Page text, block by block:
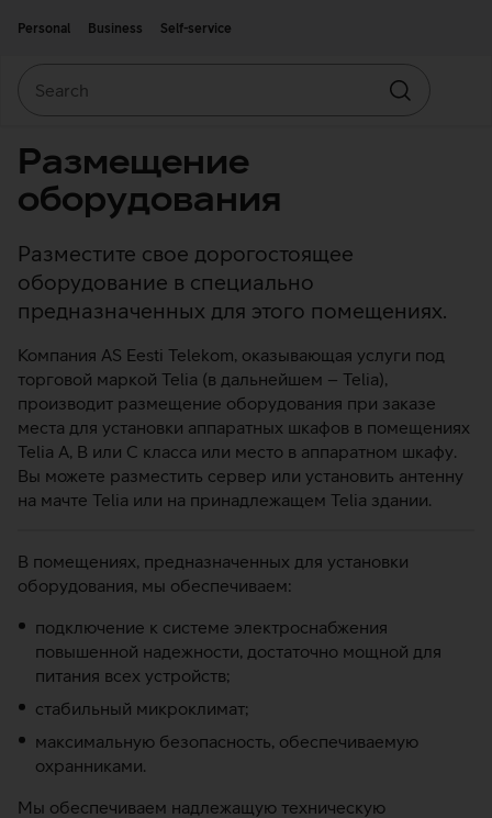
Personal
Business Self-service
Search
Размещение
оборудования
Разместите свое дорогостоящее
оборудование в специально
предназначенных для этого помещениях.
Компания AS Eesti Telekom, оказывающая услуги под
торговой маркой Telia (в дальнейшем – Telia),
производит размещение оборудования при заказе
места для установки аппаратных шкафов в помещениях
Telia A, B или C класса или место в аппаратном шкафу.
Вы можете разместить сервер или установить антенну
на мачте Telia или на принадлежащем Telia здании.
В помещениях, предназначенных для установки
оборудования, мы обеспечиваем:
подключение к системе электроснабжения
повышенной надежности, достаточно мощной для
питания всех устройств;
стабильный микроклимат;
максимальную безопасность, обеспечиваемую
охранниками.
Мы обеспечиваем надлежащую техническую